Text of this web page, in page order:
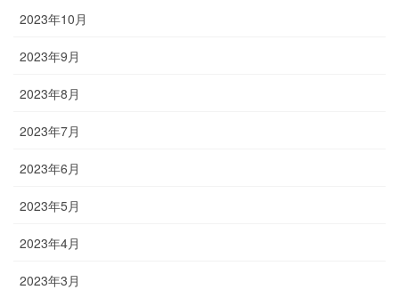
2023年10月
2023年9月
2023年8月
2023年7月
2023年6月
2023年5月
2023年4月
2023年3月